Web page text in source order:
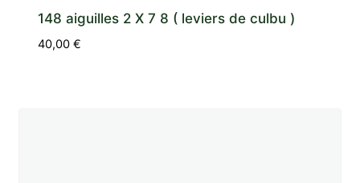
148 aiguilles 2 X 7 8 ( leviers de culbu )
40,00€